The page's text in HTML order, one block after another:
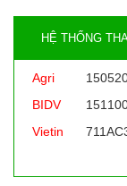
HỆ THỐNG
Agri
BIDV
Vietin